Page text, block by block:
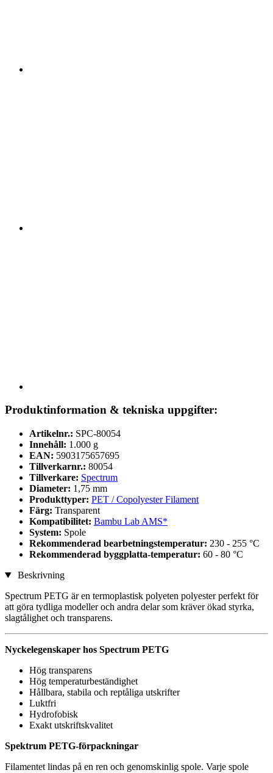
Produktinformation & tekniska uppgifter:
Artikelnr.: SPC-80054
Innehåll: 1.000 g
EAN: 5903175657695
Tillverkarnr.: 80054
Tillverkare: Spectrum
Diameter: 1,75 mm
Produkttyper: PET / Copolyester Filament
Färg: Transparent
Kompatibilitet: Bambu Lab AMS*
System: Spole
Rekommenderad bearbetningstemperatur: 230 - 255 °C
Rekommenderad byggplatta-temperatur: 60 - 80 °C
Beskrivning
Spectrum PETG är en termoplastisk polyeten polyester perfekt för
att göra tydliga modeller och andra delar som kräver ökad styrka,
slagtålighet och transparens.
Nyckelegenskaper hos Spectrum PETG
Hög transparens
Hög temperaturbeständighet
Hållbara, stabila och reptåliga utskrifter
Luktfri
Hydrofobisk
Exakt utskriftskvalitet
Spektrum PETG-förpackningar
Filamentet lindas på en ren och genomskinlig spole. Varje spole